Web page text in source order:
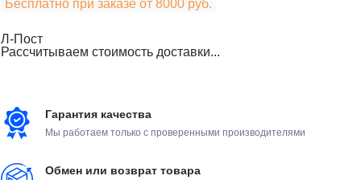
Бесплатно при заказе от 8000 руб.
Л-Пост
Рассчитываем стоимость доставки...
Гарантия качества
Мы работаем только с проверенными производителями
Обмен или возврат товара